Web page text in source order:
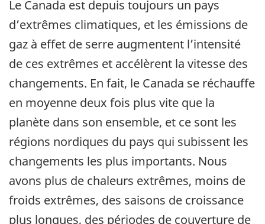
Le Canada est depuis toujours un pays
d’extrêmes climatiques, et les émissions de
gaz à effet de serre augmentent l’intensité
de ces extrêmes et accélèrent la vitesse des
changements. En fait, le Canada se réchauffe
en moyenne deux fois plus vite que la
planète dans son ensemble, et ce sont les
régions nordiques du pays qui subissent les
changements les plus importants. Nous
avons plus de chaleurs extrêmes, moins de
froids extrêmes, des saisons de croissance
plus longues, des périodes de couverture de